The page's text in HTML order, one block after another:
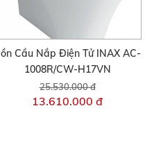
Cầu Nắp Điện Tử INAX AC-
1008R/CW-H17VN
25.530.000 đ
13.610.000 đ